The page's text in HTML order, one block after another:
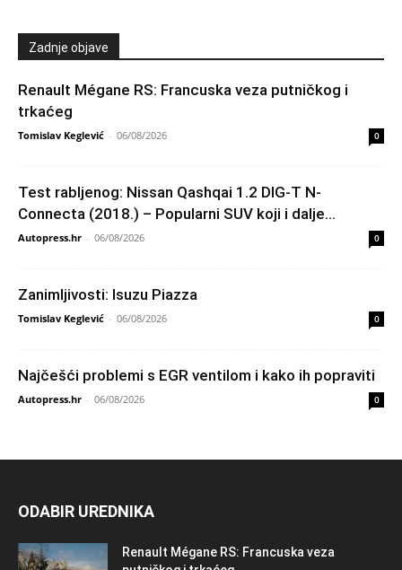
Zadnje objave
Renault Mégane RS: Francuska veza putničkog i
trkaćeg
Tomislav Keglević - 06/08/2026 0
Test rabljenog: Nissan Qashqai 1.2 DIG-T N-
Connecta (2018.) – Popularni SUV koji i dalje...
Autopress.hr - 06/08/2026 0
Zanimljivosti: Isuzu Piazza
Tomislav Keglević - 06/08/2026 0
Najčešći problemi s EGR ventilom i kako ih popraviti
Autopress.hr - 06/08/2026 0
ODABIR UREDNIKA
Renault Mégane RS: Francuska veza